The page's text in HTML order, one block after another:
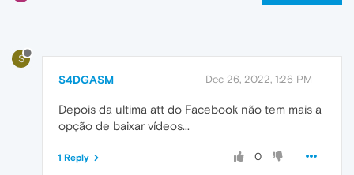
S
S4DGASM Dec 26, 2022, 1:26 PM
Depois da ultima att do Facebook não tem mais a
opção de baixar vídeos...
0
1 Reply